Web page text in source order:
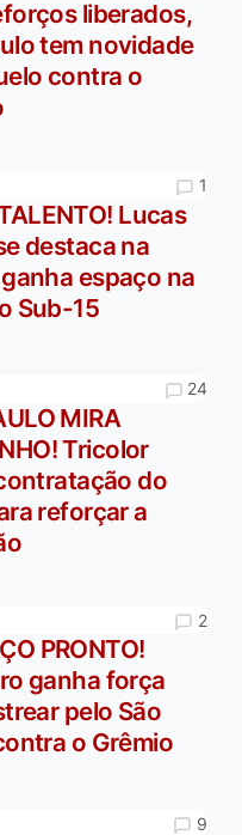
liberados,
tem novidade
contra o
1
Lucas
destaca na
espaço na
Sub-15
24
MIRA
Tricolor
do
reforçar a
2
PRONTO!
ganha força
pelo São
o Grêmio
9